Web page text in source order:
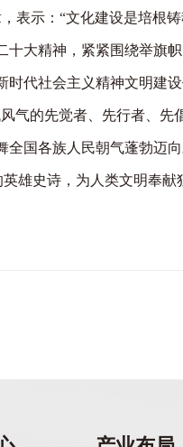
示：“文化建设是培根
大精神，紧紧围绕举
代社会主义精神文明建
的先觉者、先行者、先
国各族人民朝气蓬勃迈
雄史诗，为人类文明奉献